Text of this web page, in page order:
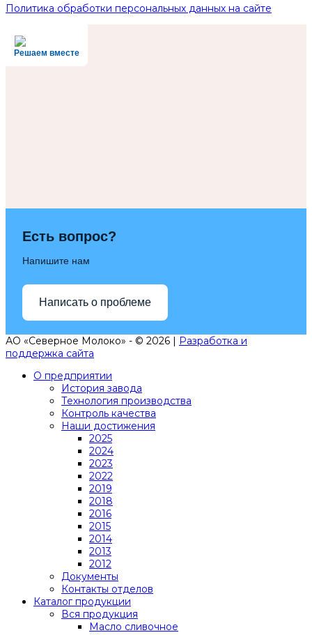
Политика обработки персональных данных на сайте
Решаем вместе
Есть вопрос?
Напишите нам
Написать о проблеме
АО «Северное Молоко» - © 2026 | Разработка и
поддержка сайта
О предприятии
История завода
Технология производства
Контроль качества
Наши достижения
2025
2024
2023
2022
2019
2018
2016
2015
2014
2013
2012
Документы
Контакты отделов
Каталог продукции
Вся продукция
Масло сливочное